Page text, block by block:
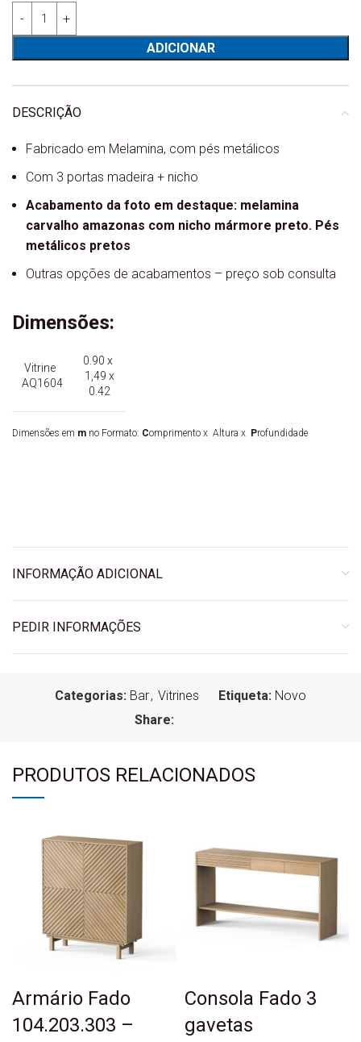
Quantidade de Vitrine com nicho AQUA AQ1604
ADICIONAR
DESCRIÇÃO
Fabricado em Melamina, com pés metálicos
Com 3 portas madeira + nicho
Acabamento da foto em destaque: melamina
carvalho amazonas com nicho mármore preto. Pés
metálicos pretos
Outras opções de acabamentos – preço sob consulta
Dimensões:
Vitrine
AQ1604
0.90 x
1,49 x
0.42
Dimensões em m no Formato: Comprimento x Altura x Profundidade
INFORMAÇÃO ADICIONAL
PEDIR INFORMAÇÕES
Categorias: Bar, Vitrines Etiqueta: Novo
Share:
PRODUTOS RELACIONADOS
Armário Fado
104.203.303 –
Consola Fado 3
gavetas